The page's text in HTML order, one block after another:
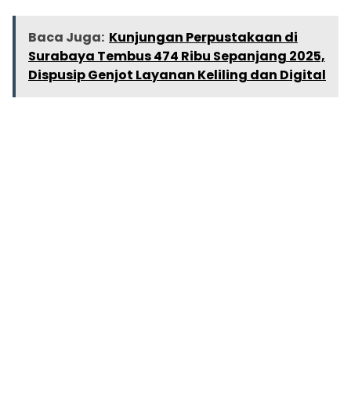
Baca Juga: Kunjungan Perpustakaan di
Surabaya Tembus 474 Ribu Sepanjang 2025,
Dispusip Genjot Layanan Keliling dan Digital